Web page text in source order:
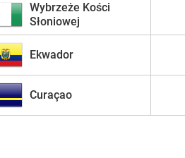
Wybrzeże Kości
Słoniowej
Ekwador
Curaçao